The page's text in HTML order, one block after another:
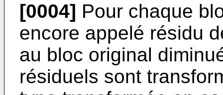
[0004] Pour chaque
encore appelé résidu
au bloc original
résiduels sont